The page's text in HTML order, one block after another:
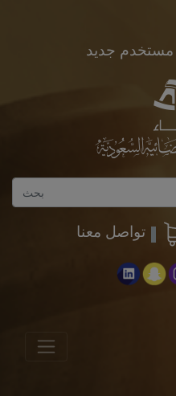
مستخدم جديد
تواصل معنا